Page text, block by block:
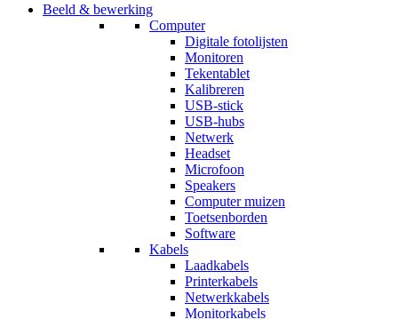
Beeld & bewerking
Computer
Digitale fotolijsten
Monitoren
Tekentablet
Kalibreren
USB-stick
USB-hubs
Netwerk
Headset
Microfoon
Speakers
Computer muizen
Toetsenborden
Software
Kabels
Laadkabels
Printerkabels
Netwerkkabels
Monitorkabels